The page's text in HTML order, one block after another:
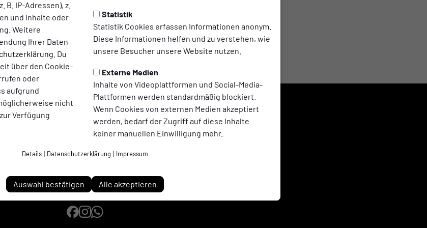
B. IP-Adressen), z.
und Inhalte oder
Weitere
Ihrer Daten
. Du
über den Cookie-
oder
aufgrund
nicht
Verfügung
Statistik
Statistik Cookies erfassen Informationen anonym.
Diese Informationen helfen und zu verstehen, wie
unsere Besucher unsere Website nutzen.
Externe Medien
Inhalte von Videoplattformen und Social-Media-
Plattformen werden standardmäßig blockiert.
Wenn Cookies von externen Medien akzeptiert
werden, bedarf der Zugriff auf diese Inhalte
keiner manuellen Einwilligung mehr.
Details | Datenschutzerklärung | Impressum
Auswahl bestätigen Alle akzeptieren
Adler Ellinghorst 1961 e.V. auf Social Media folgen